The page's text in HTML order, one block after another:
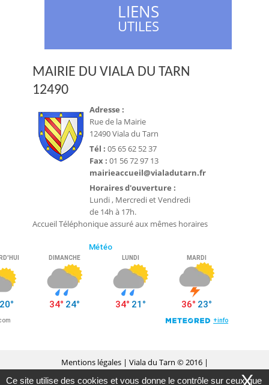
LIENS
UTILES
MAIRIE DU VIALA DU TARN
12490
Adresse :
Rue de la Mairie
12490 Viala du Tarn
Tél : 05 65 62 52 37
Fax : 01 56 72 97 13
mairieaccueil@vialadutarn.fr
Horaires d'ouverture :
Lundi , Mercredi et Vendredi
de 14h à 17h.
Accueil Téléphonique assuré aux mêmes horaires
Mentions légales | Viala du Tarn © 2016 |
Ce site utilise des cookies et vous donne le contrôle sur ceux que